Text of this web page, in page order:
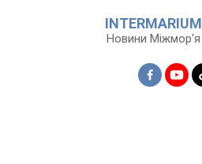
INTERMARIUM
Новини Міжмор'я